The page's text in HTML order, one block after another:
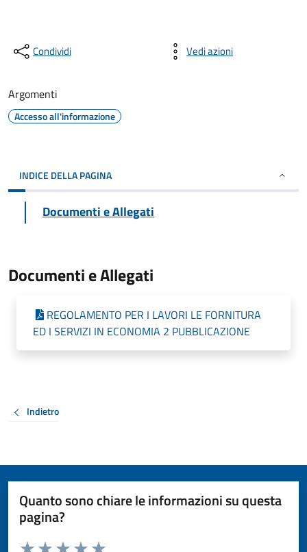
Condividi Vedi azioni
Argomenti
Accesso all'informazione
INDICE DELLA PAGINA
Documenti e Allegati
Documenti e Allegati
REGOLAMENTO PER I LAVORI LE FORNITURA
ED I SERVIZI IN ECONOMIA 2 PUBBLICAZIONE
Indietro
Quanto sono chiare le informazioni su questa
pagina?
Valuta da 1 a 5 stelle la pagina